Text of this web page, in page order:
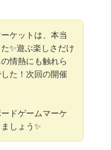
ケットは、本当
✨遊ぶ楽しさだけ
情熱にも触れら
た！次回の開催
ドゲームマーケ
しょう✨